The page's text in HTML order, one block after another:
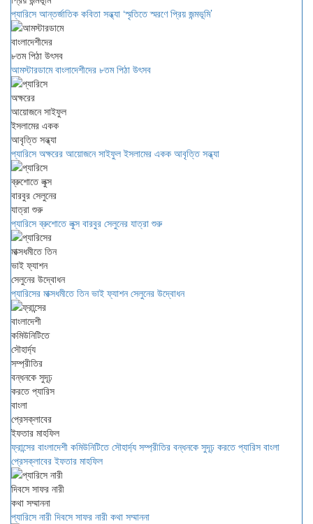
প্যারিসে আন্তর্জাতিক কবিতা সন্ধ্যা ‘স্মৃতিতে স্মরণে প্রিয় জন্মভূমি’
আমস্টারডামে বাংলাদেশীদের ৮তম পিঠা উৎসব
প্যারিসে অক্ষরের আয়োজনে সাইফুল ইসলামের একক আবৃত্তি সন্ধ্যা
প্যারিসে ব্রুশোতে লুক্স বারবুর সেলুনের যাত্রা শুরু
প্যারিসের মাক্সধমীতে তিন ভাই ফ্যাশন সেলুনের উদ্বোধন
ফ্রান্সের বাংলাদেশী কমিউনিটিতে সৌহার্দ্য সম্প্রীতির বন্ধনকে সুদূঢ় করতে প্যারিস বাংলা
প্রেসক্লাবের ইফতার মাহফিল
প্যারিসে নারী দিবসে সাফর নারী কথা সম্মাননা